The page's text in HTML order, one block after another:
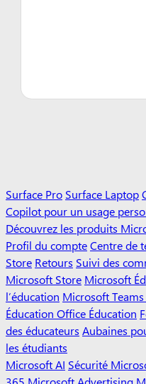
Surface Pro Surface Laptop
Copilot pour un usage
Découvrez les produits
Profil du compteCentre de
Store Retours Suivi des
Microsoft Store Microsoft
l’éducation Microsoft
Éducation Office Éducation
des éducateurs Aubaines
les étudiants
Microsoft AI Sécurité
365 Microsoft Advertising